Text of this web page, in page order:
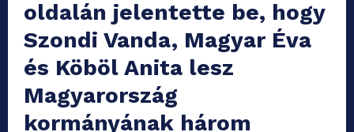
oldalán jelentette be, hogy
Szondi Vanda, Magyar Éva
és Köböl Anita lesz
Magyarország
kormányának három